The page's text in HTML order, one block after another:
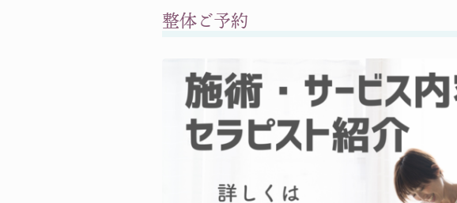
整体ご予約